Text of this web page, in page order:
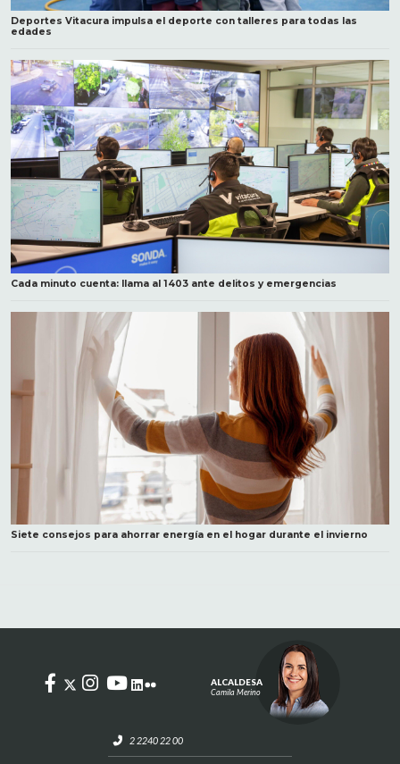
Deportes Vitacura impulsa el deporte con talleres para todas las
edades
Cada minuto cuenta: llama al 1403 ante delitos y emergencias
Siete consejos para ahorrar energía en el hogar durante el invierno
2 2240 22 00
ALCALDESA
Camila Merino